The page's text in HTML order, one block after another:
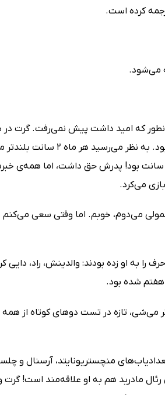
کرده است.
می‌شود.
آنطور که امید داشت پیش نمی‌رفت. گرت در
ثابت کرده بود که ارزش بورسیه را دارد، اما هنوز در میانِ دوره‌ی
دبیرستان وایت‌چرچ را ترک کرد، 172 سانتیمتر قد داشت، چند ماه بعد نزدیک به 182 سانت بود! پدرش حق
می‌کرد.
می‌دوم، خوبم. اما وقتی سعی
به او زده بودند: والدینش، راد، دایی
هفتم شده بود.
تازه در تست دوهای کوتاه از همه
منچستر‌یونایتد، آرسنال و
مادرید هم به او علاقه‌مند است! گرت